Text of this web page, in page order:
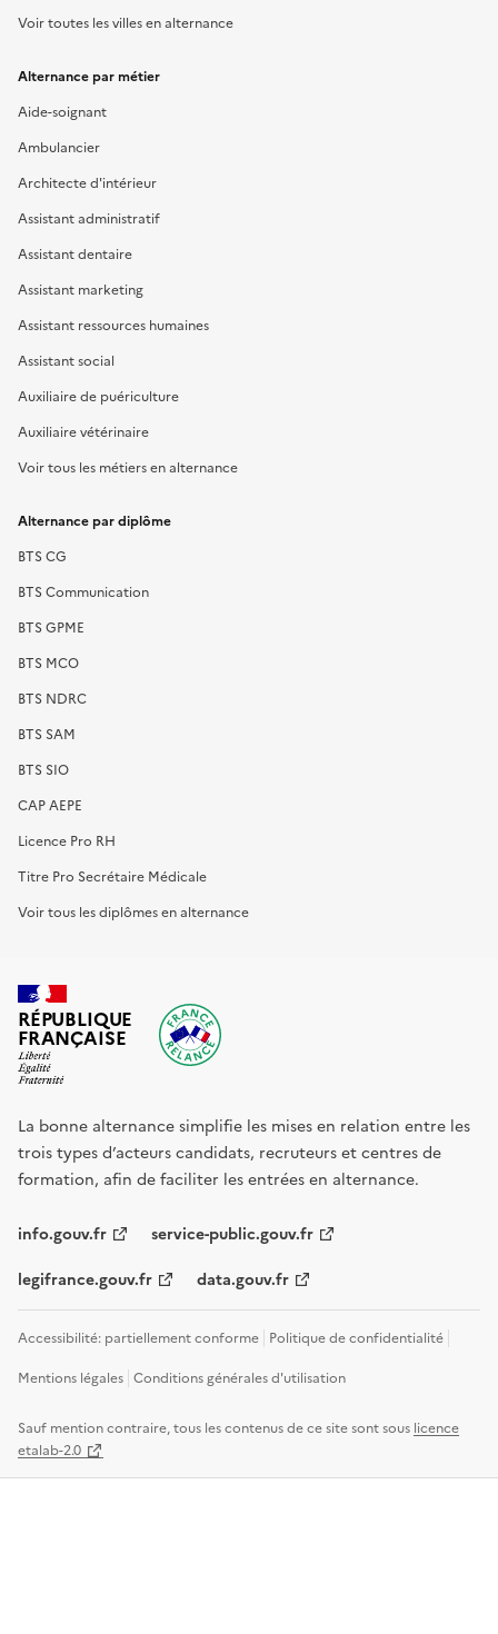
Voir toutes les villes en alternance
Alternance par métier
Aide-soignant
Ambulancier
Architecte d'intérieur
Assistant administratif
Assistant dentaire
Assistant marketing
Assistant ressources humaines
Assistant social
Auxiliaire de puériculture
Auxiliaire vétérinaire
Voir tous les métiers en alternance
Alternance par diplôme
BTS CG
BTS Communication
BTS GPME
BTS MCO
BTS NDRC
BTS SAM
BTS SIO
CAP AEPE
Licence Pro RH
Titre Pro Secrétaire Médicale
Voir tous les diplômes en alternance
RÉPUBLIQUE
FRANÇAISE
La bonne alternance simplifie les mises en relation entre les
trois types d’acteurs candidats, recruteurs et centres de
formation, afin de faciliter les entrées en alternance.
info.gouv.fr service-public.gouv.fr
legifrance.gouv.fr data.gouv.fr
Accessibilité: partiellement conforme Politique de confidentialité
Mentions légales Conditions générales d'utilisation
Sauf mention contraire, tous les contenus de ce site sont sous licence
etalab-2.0